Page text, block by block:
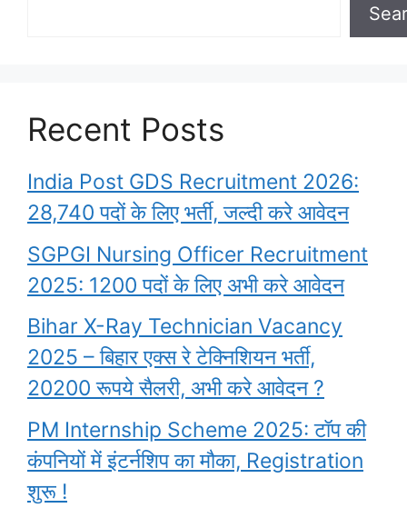
Recent Posts
India Post GDS Recruitment 2026:
28,740 पदों के लिए भर्ती, जल्दी करे आवेदन
SGPGI Nursing Officer Recruitment
2025: 1200 पदों के लिए अभी करे आवेदन
Bihar X-Ray Technician Vacancy
2025 – बिहार एक्स रे टेक्निशियन भर्ती,
20200 रूपये सैलरी, अभी करे आवेदन ?
PM Internship Scheme 2025: टॉप की
कंपनियों में इंटर्नशिप का मौका, Registration
शुरू !